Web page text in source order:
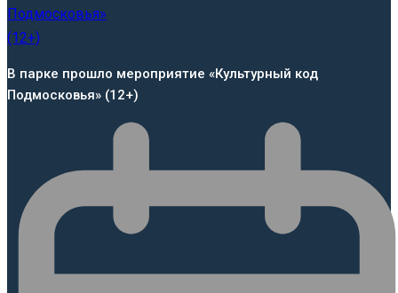
В парке прошло мероприятие «Культурный код
Подмосковья» (12+)